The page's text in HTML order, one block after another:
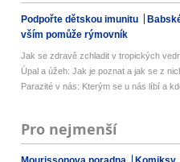
Podpořte dětskou imunitu
vším pomůže rýmovník
Jak se zdravě zchladit v tropických
Úpal a úžeh: Jak je poznat a jak se z
Parazité v nás: Kterým se u nás líbí a
Pro nejmenší